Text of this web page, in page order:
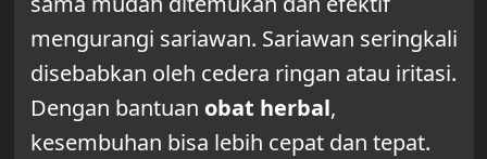
mengurangi sariawan. Sariawan seringkali
disebabkan oleh cedera ringan atau iritasi.
Dengan bantuan obat herbal,
kesembuhan bisa lebih cepat dan tepat.